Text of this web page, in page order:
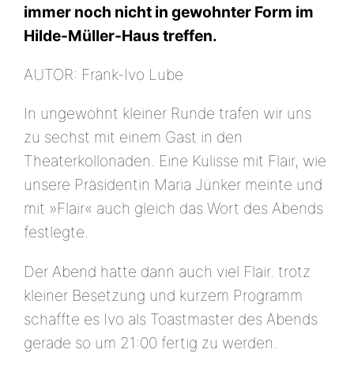
immer noch nicht in gewohnter Form im
Hilde-Müller-Haus treffen.
AUTOR: Frank-Ivo Lube
In ungewohnt kleiner Runde trafen wir uns
zu sechst mit einem Gast in den
Theaterkollonaden. Eine Kulisse mit Flair, wie
unsere Präsidentin Maria Jünker meinte und
mit »Flair« auch gleich das Wort des Abends
festlegte.
Der Abend hatte dann auch viel Flair. trotz
kleiner Besetzung und kurzem Programm
schaffte es Ivo als Toastmaster des Abends
gerade so um 21:00 fertig zu werden.